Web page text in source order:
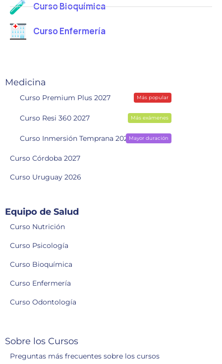
Curso Bioquímica
Curso Enfermería
Medicina
Curso Premium Plus 2027 Más popular
Curso Resi 360 2027 Más exámenes
Curso Inmersión Temprana 2028Mayor duración
Curso Córdoba 2027
Curso Uruguay 2026
Equipo de Salud
Curso Nutrición
Curso Psicología
Curso Bioquímica
Curso Enfermería
Curso Odontología
Sobre los Cursos
Preguntas más frecuentes sobre los cursos